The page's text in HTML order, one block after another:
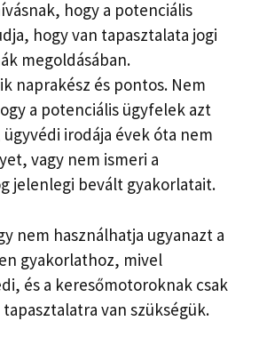
hogy a potenciális
hogy van tapasztalata jogi
megoldásában.
naprakész és pontos. Nem
a potenciális ügyfelek azt
irodája évek óta nem
vagy nem ismeri a
jelenlegi bevált gyakorlatait.
nem használhatja ugyanazt a
gyakorlathoz, mivel
és a keresőmotoroknak csak
van szükségük.